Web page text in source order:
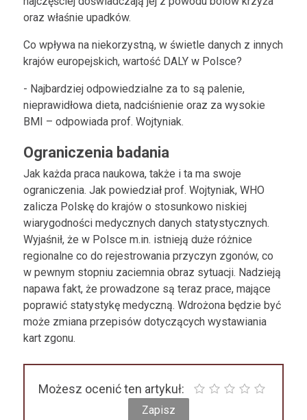
oraz właśnie upadków.
Co wpływa na niekorzystną, w świetle danych z innych
krajów europejskich, wartość DALY w Polsce?
- Najbardziej odpowiedzialne za to są palenie,
nieprawidłowa dieta, nadciśnienie oraz za wysokie
BMI – odpowiada prof. Wojtyniak.
Ograniczenia badania
Jak każda praca naukowa, także i ta ma swoje
ograniczenia. Jak powiedział prof. Wojtyniak, WHO
zalicza Polskę do krajów o stosunkowo niskiej
wiarygodności medycznych danych statystycznych.
Wyjaśnił, że w Polsce m.in. istnieją duże różnice
regionalne co do rejestrowania przyczyn zgonów, co
w pewnym stopniu zaciemnia obraz sytuacji. Nadzieją
napawa fakt, że prowadzone są teraz prace, mające
poprawić statystykę medyczną. Wdrożona będzie być
może zmiana przepisów dotyczących wystawiania
kart zgonu.
Możesz ocenić ten artykuł: